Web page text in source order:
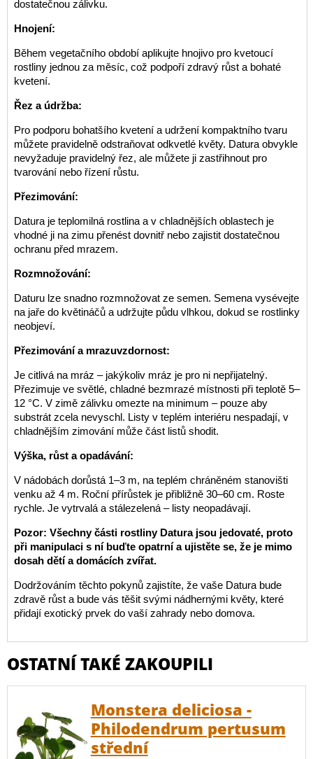
dostatečnou zálivku.
Hnojení:
Během vegetačního období aplikujte hnojivo pro kvetoucí
rostliny jednou za měsíc, což podpoří zdravý růst a bohaté
kvetení.
Řez a údržba:
Pro podporu bohatšího kvetení a udržení kompaktního tvaru
můžete pravidelně odstraňovat odkvetlé květy. Datura obvykle
nevyžaduje pravidelný řez, ale můžete ji zastřihnout pro
tvarování nebo řízení růstu.
Přezimování:
Datura je teplomilná rostlina a v chladnějších oblastech je
vhodné ji na zimu přenést dovnitř nebo zajistit dostatečnou
ochranu před mrazem.
Rozmnožování:
Daturu lze snadno rozmnožovat ze semen. Semena vysévejte
na jaře do květináčů a udržujte půdu vlhkou, dokud se rostlinky
neobjeví.
Přezimování a mrazuvzdornost:
Je citlivá na mráz – jakýkoliv mráz je pro ni nepřijatelný.
Přezimuje ve světlé, chladné bezmrazé místnosti při teplotě 5–
12 °C. V zimě zálivku omezte na minimum – pouze aby
substrát zcela nevyschl. Listy v teplém interiéru nespadají, v
chladnějším zimování může část listů shodit.
Výška, růst a opadávání:
V nádobách dorůstá 1–3 m, na teplém chráněném stanovišti
venku až 4 m. Roční přírůstek je přibližně 30–60 cm. Roste
rychle. Je vytrvalá a stálezelená – listy neopadávají.
Pozor: Všechny části rostliny Datura jsou jedovaté, proto
při manipulaci s ní buďte opatrní a ujistěte se, že je mimo
dosah dětí a domácích zvířat.
Dodržováním těchto pokynů zajistíte, že vaše Datura bude
zdravě růst a bude vás těšit svými nádhernými květy, které
přidají exotický prvek do vaší zahrady nebo domova.
OSTATNÍ TAKÉ ZAKOUPILI
Monstera deliciosa -
Philodendrum pertusum
střední